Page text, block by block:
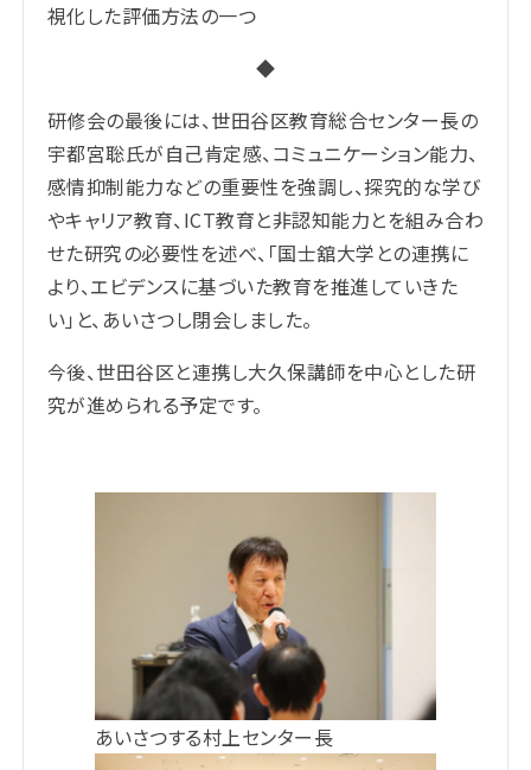
視化した評価方法の一つ
◆
研修会の最後には、世田谷区教育総合センター長の
宇都宮聡氏が自己肯定感、コミュニケーション能力、
感情抑制能力などの重要性を強調し、探究的な学び
やキャリア教育、ICT教育と非認知能力とを組み合わ
せた研究の必要性を述べ、「国士舘大学との連携に
より、エビデンスに基づいた教育を推進していきた
い」と、あいさつし閉会しました。
今後、世田谷区と連携し大久保講師を中心とした研
究が進められる予定です。
あいさつする村上センター長